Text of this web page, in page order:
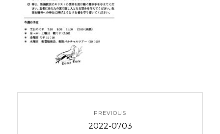
PREVIOUS
Previous
2022-0703